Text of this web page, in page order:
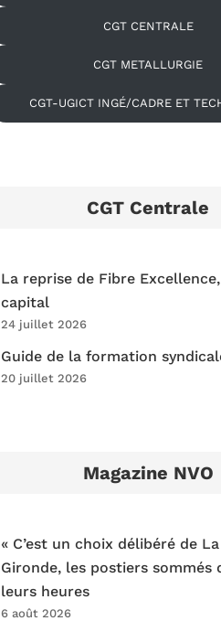
CGT CENTRALE
CGT METALLURGIE
CGT-UGICT INGÉ/CADRE ET
CGT Centrale
La reprise de Fibre
capital
24 juillet 2026
Guide de la formation
20 juillet 2026
Magazine NVO
« C’est un choix délibéré de
Gironde, les postiers sommés
leurs heures
6 août 2026